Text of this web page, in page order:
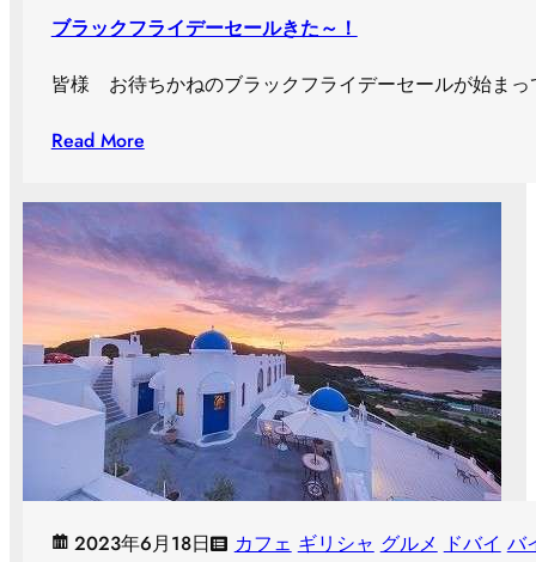
ブラックフライデーセールきた～！
皆様 お待ちかねのブラックフライデーセールが始ま
Read More
2023年6月18日 カフェ ギリシャ グルメ ドバイ バ